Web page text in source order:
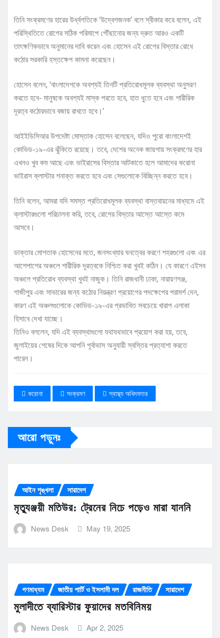
তিনি সংক্রমণের হারের উর্ধ্বগতিকে ‘উদ্বেগজনক’ বলে স্বীকার করে বলেন, এই
পরিস্থিতিতে রোগের সঠিক পরিমাপে পৌঁছানোর জন্য দ্রুত আরও একটি
তাৎক্ষণিকভাবে অনুমানের দাবি করেন এবং হোসেন এই রোগের বিস্তার রোধে
কঠোর সরকারি হস্তক্ষেপ কামনা করেছেন।
হোসেন বলেন, ‘বাংলাদেশকে অবশ্যই তিনটি প্রতিরোধমূলক ব্যবস্থা অনুসরণ
করতে হবে- মানুষকে অবশ্যই মাস্ক পরতে হবে, হাত ধুতে হবে এবং শারীরিক
দূরত্ব কঠোরভাবে বজায় রাখতে হবে।’
আইইডিসিআর উপদেষ্টা মোস্তাক হোসেন বলেছেন, যদিও পুরো বাংলাদেশই
কোভিড-১৯-এর ঝুঁকিতে রয়েছে। তবে, দেশের অনেক জায়গায় সংক্রমণের হার
এখনও খুব কম আছে এবং ভাইরাসের বিস্তার আটকাতে হলে আমাদের করোনা
ভাইরাস ক্লাস্টার শনাক্ত করতে হবে এবং সেগুলোকে বিচ্ছিন্ন করতে হবে।
তিনি বলেন, আমরা যদি সমস্ত প্রতিরোধমূলক ব্যবস্থা বাস্তবায়নের মাধ্যমে এই
ক্লাস্টারগুলো পরিচালনা করি, তবে, রোগের বিস্তার আস্তে আস্তে কমে
আসবে।
ডাক্তার মোশতাক হোসেনের মতে, জনসংখ্যার ঘনত্বের করণে শহরগুলো এবং এর
আশেপাশের অঞ্চলে শারীরিক দূরত্বকে নিশ্চিত করা খুবই কঠিন। যে কারণে এইসব
অঞ্চলে প্রতিরোধ ব্যবস্থা খুবই নাজুক। তিনি রাজধানী ঢাকা, নারায়ণগঞ্জ,
গাজীপুর এবং সাভারের জন্য কঠোর নিয়ন্ত্রণ প্রয়োগের পদক্ষেপের পরামর্শ দেন,
কারণ এই অঞ্চলগুলোকে কোভিড-১৯-এর প্রভাবিত সবচেয়ে খারাপ এলাকা
হিসাবে দেখা যাচ্ছে।
তিনিও বললেন, যদি এই ব্যবস্থাগুলো যথাযথভাবে প্রয়োগ করা হয়, তবে,
জুলাইয়ের শেষের দিকে আপনি পূর্বাভাস অনুযায়ী স্বস্তির প্রত্যাশা করতে
পারেন।
করোনা সংক্রমণ স্বাস্থ্য অধিদফতর
আরো পড়ুনঃ
আইন শৃঙ্খলা সারাদেশ
মৃত্যুঞ্জয়ী মতিউর: ট্রেনের নিচে পড়েও মারা যাননি
News Desk May 19, 2025
গণমাধ্যম জাতীয় পার্টি ও ইসলামী দল রাজনীতি সারাদেশ
মুলাদীতে ব্যারিস্টার ফুয়াদের মতবিনিময়
News Desk Apr 2, 2025